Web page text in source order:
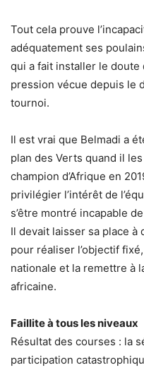
Tout cela prouve
adéquatement ses
qui a fait installer le doute
pression vécue depuis le
tournoi.
Il est vrai que Belmadi a
plan des Verts quand il
champion d’Afrique en
privilégier l’intérêt de
s’être montré incapable
Il devait laisser sa place à
pour réaliser l’objectif
nationale et la remettre à
africaine.
Faillite à tous les niveaux
Résultat des courses : la
participation